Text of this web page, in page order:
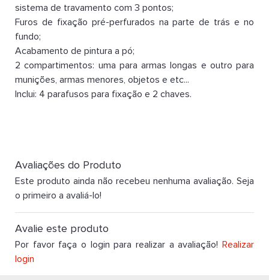
sistema de travamento com 3 pontos;
Furos de fixação pré-perfurados na parte de trás e no
fundo;
Acabamento de pintura a pó;
2 compartimentos: uma para armas longas e outro para
munições, armas menores, objetos e etc...
Inclui: 4 parafusos para fixação e 2 chaves.
Avaliações do Produto
Este produto ainda não recebeu nenhuma avaliação. Seja
o primeiro a avaliá-lo!
Avalie este produto
Por favor faça o login para realizar a avaliação! Realizar
login